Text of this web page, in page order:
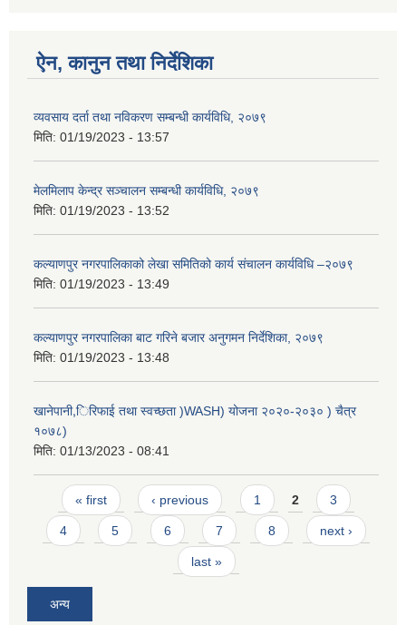
ऐन, कानुन तथा निर्देशिका
व्यवसाय दर्ता तथा नविकरण सम्बन्धी कार्यविधि, २०७९
मिति: 01/19/2023 - 13:57
मेलमिलाप केन्द्र सञ्चालन सम्बन्धी कार्यविधि, २०७९
मिति: 01/19/2023 - 13:52
कल्याणपुर नगरपालिकाको लेखा समितिको कार्य संचालन कार्यविधि –२०७९
मिति: 01/19/2023 - 13:49
कल्याणपुर नगरपालिका बाट गरिने बजार अनुगमन निर्देशिका, २०७९
मिति: 01/19/2023 - 13:48
खानेपानी,िरिफाई तथा स्वच्छता )WASH) योजना २०२०-२०३० ) चैत्र
१०७८)
मिति: 01/13/2023 - 08:41
Pages
« first ‹ previous 1 2 3
4 5 6 7 8 next ›
last »
अन्य